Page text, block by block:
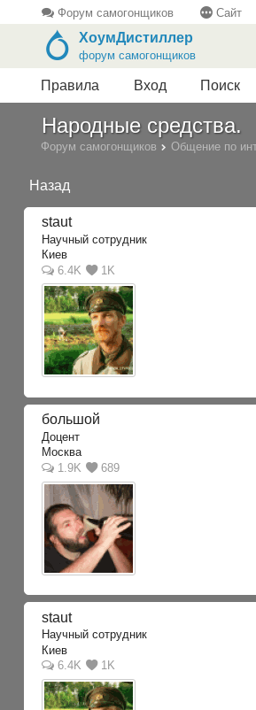
Форум самогонщиков Сайт
ХоумДистиллер
форум самогонщиков
Правила Вход Поиск
Народные средства.
Форум самогонщиков Общение по
Назад
staut
Научный сотрудник
Киев
6.4K
1K
большой
Доцент
Москва
1.9K
689
staut
Научный сотрудник
Киев
6.4K
1K